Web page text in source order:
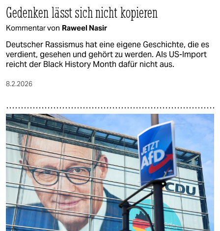
Gedenken lässt sich nicht kopieren
Kommentar von Raweel Nasir
Deutscher Rassismus hat eine eigene Geschichte, die es
verdient, gesehen und gehört zu werden. Als US-Import
reicht der Black History Month dafür nicht aus.
8.2.2026